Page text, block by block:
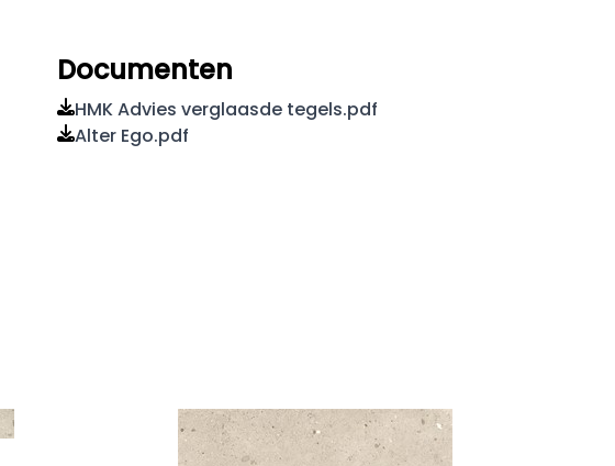
Documenten
HMK Advies verglaasde tegels.pdf
Alter Ego.pdf